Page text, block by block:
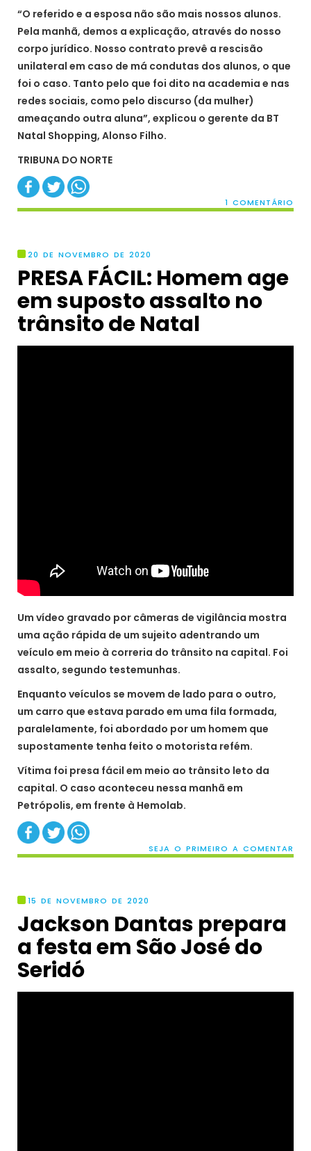
“O referido e a esposa não são mais nossos alunos.
Pela manhã, demos a explicação, através do nosso
corpo jurídico. Nosso contrato prevê a rescisão
unilateral em caso de má condutas dos alunos, o que
foi o caso. Tanto pelo que foi dito na academia e nas
redes sociais, como pelo discurso (da mulher)
ameaçando outra aluna”, explicou o gerente da BT
Natal Shopping, Alonso Filho.
TRIBUNA DO NORTE
1 COMENTÁRIO
20 DE NOVEMBRO DE 2020
PRESA FÁCIL: Homem age
em suposto assalto no
trânsito de Natal
Um vídeo gravado por câmeras de vigilância mostra
uma ação rápida de um sujeito adentrando um
veículo em meio à correria do trânsito na capital. Foi
assalto, segundo testemunhas.
Enquanto veículos se movem de lado para o outro,
um carro que estava parado em uma fila formada,
paralelamente, foi abordado por um homem que
supostamente tenha feito o motorista refém.
Vítima foi presa fácil em meio ao trânsito leto da
capital. O caso aconteceu nessa manhã em
Petrópolis, em frente à Hemolab.
SEJA O PRIMEIRO A COMENTAR
15 DE NOVEMBRO DE 2020
Jackson Dantas prepara
a festa em São José do
Seridó